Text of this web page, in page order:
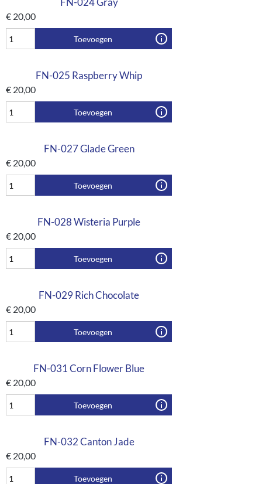
€ 20,00
Toevoegen
FN-025 Raspberry Whip
€ 20,00
Toevoegen
FN-027 Glade Green
€ 20,00
Toevoegen
FN-028 Wisteria Purple
€ 20,00
Toevoegen
FN-029 Rich Chocolate
€ 20,00
Toevoegen
FN-031 Corn Flower Blue
€ 20,00
Toevoegen
FN-032 Canton Jade
€ 20,00
Toevoegen